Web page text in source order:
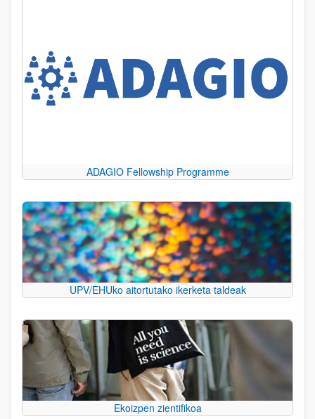
ADAGIO Fellowship Programme
UPV/EHUko aitortutako ikerketa taldeak
Ekoizpen zientifikoa